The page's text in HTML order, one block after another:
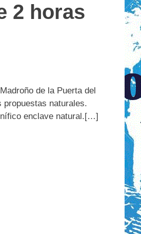
2 horas
de la Puerta del
propuestas naturales.
enclave natural.[…]